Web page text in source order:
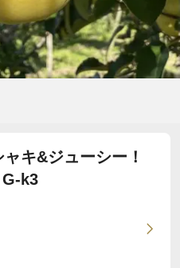
キ&ジューシー！
k3